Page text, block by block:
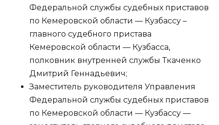
Федеральной службы судебных приставов
по Кемеровской области — Кузбассу –
главного судебного пристава
Кемеровской области — Кузбасса,
полковник внутренней службы Ткаченко
Дмитрий Геннадьевич;
Заместитель руководителя Управления
Федеральной службы судебных приставов
по Кемеровской области — Кузбассу —